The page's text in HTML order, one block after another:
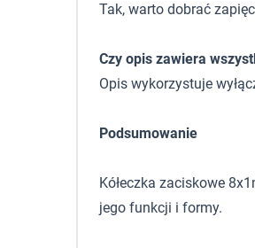
Tak, warto dobrać
Czy opis zawiera
Opis wykorzystuje
Podsumowanie
Kółeczka zaciskowe
jego funkcji i formy.